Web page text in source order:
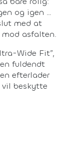
og igen …
med at
asfalten.
Wide Fit”,
fuldendt
efterlader
beskytte